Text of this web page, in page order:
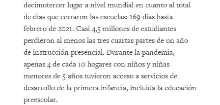
decimotercer lugar a nivel mundial en cuanto al total
de días que cerraron las escuelas: 169 días hasta
febrero de 2021. Casi 4,5 millones de estudiantes
perdieron al menos las tres cuartas partes de un año
de instrucción presencial. Durante la pandemia,
apenas 4 de cada 10 hogares con niños y niñas
menores de 5 años tuvieron acceso a servicios de
desarrollo de la primera infancia, incluida la educación
preescolar.